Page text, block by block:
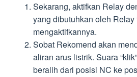
Sekarang, aktifkan Relay
yang dibutuhkan oleh
mengaktifkannya.
Sobat Rekomend akan
aliran arus listrik. Suara
beralih dari posisi NC ke